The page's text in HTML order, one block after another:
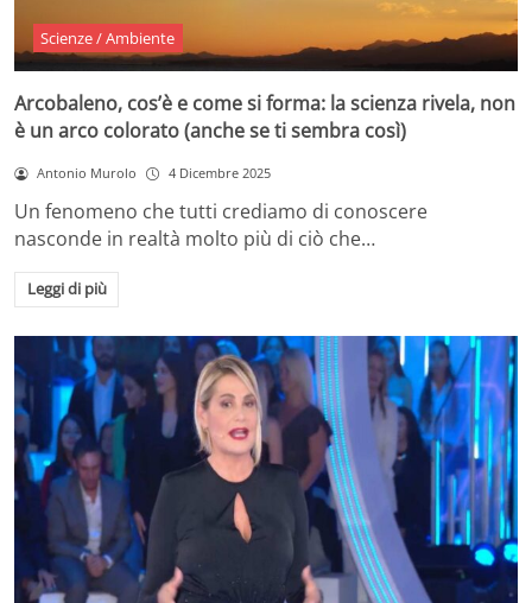
Scienze / Ambiente
Arcobaleno, cos’è e come si forma: la scienza rivela, non
è un arco colorato (anche se ti sembra così)
Antonio Murolo 4 Dicembre 2025
Un fenomeno che tutti crediamo di conoscere
nasconde in realtà molto più di ciò che…
Leggi di più